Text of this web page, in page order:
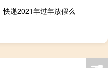
快递2021年过年放假么